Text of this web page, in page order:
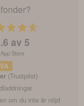
investeringar enligt
Informationsbroschyr
klimatarbete är
återinvesteras
lämnas till
av 5
App Store
(Trustpilot)
om du inte är nöjd